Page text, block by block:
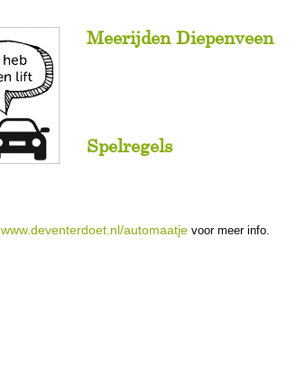
Meerijden Diepenveen
Spelregels
www.deventerdoet.nl/automaatje voor meer info.